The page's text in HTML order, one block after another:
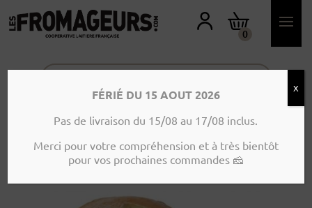
O
N
P
E
0
Bethmale – Environ 450g
FÉRIÉ DU 15 AOUT 2026
Pas de livraison du 15/08 au 17/08 inclus.
Merci pour votre compréhension et à très bientôt
pour vos prochaines commandes 🧀
X